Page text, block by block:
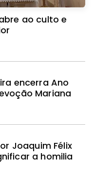
ao culto e
encerra Ano
Mariana
Joaquim Félix
a homilia